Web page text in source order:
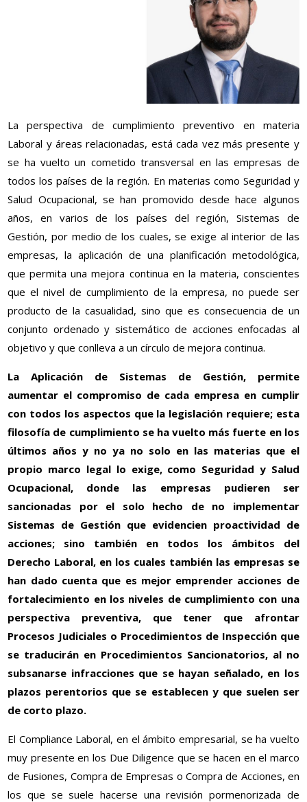
La perspectiva de cumplimiento preventivo en materia
Laboral y áreas relacionadas, está cada vez más presente y
se ha vuelto un cometido transversal en las empresas de
todos los países de la región. En materias como Seguridad y
Salud Ocupacional, se han promovido desde hace algunos
años, en varios de los países del región, Sistemas de
Gestión, por medio de los cuales, se exige al interior de las
empresas, la aplicación de una planificación metodológica,
que permita una mejora continua en la materia, conscientes
que el nivel de cumplimiento de la empresa, no puede ser
producto de la casualidad, sino que es consecuencia de un
conjunto ordenado y sistemático de acciones enfocadas al
objetivo y que conlleva a un círculo de mejora continua.
La Aplicación de Sistemas de Gestión, permite
aumentar el compromiso de cada empresa en cumplir
con todos los aspectos que la legislación requiere; esta
filosofía de cumplimiento se ha vuelto más fuerte en los
últimos años y no ya no solo en las materias que el
propio marco legal lo exige, como Seguridad y Salud
Ocupacional, donde las empresas pudieren ser
sancionadas por el solo hecho de no implementar
Sistemas de Gestión que evidencien proactividad de
acciones; sino también en todos los ámbitos del
Derecho Laboral, en los cuales también las empresas se
han dado cuenta que es mejor emprender acciones de
fortalecimiento en los niveles de cumplimiento con una
perspectiva preventiva, que tener que afrontar
Procesos Judiciales o Procedimientos de Inspección que
se traducirán en Procedimientos Sancionatorios, al no
subsanarse infracciones que se hayan señalado, en los
plazos perentorios que se establecen y que suelen ser
de corto plazo.
El Compliance Laboral, en el ámbito empresarial, se ha vuelto
muy presente en los Due Diligence que se hacen en el marco
de Fusiones, Compra de Empresas o Compra de Acciones, en
los que se suele hacerse una revisión pormenorizada de